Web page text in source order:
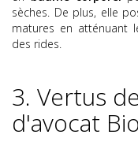
sèches. De plus, elle
matures en atténuant
des rides.
3. Vertus
d'avocat